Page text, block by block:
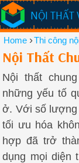
NỘI THẤT
Home ›Thi công
Nội Thất
Nội thất
những yếu tố
ở. Với số lượng
tối ưu hóa
hợp đã trở
dụng mọi diện